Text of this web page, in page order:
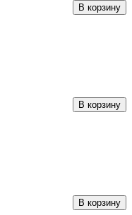
В корзину
В корзину
В корзину